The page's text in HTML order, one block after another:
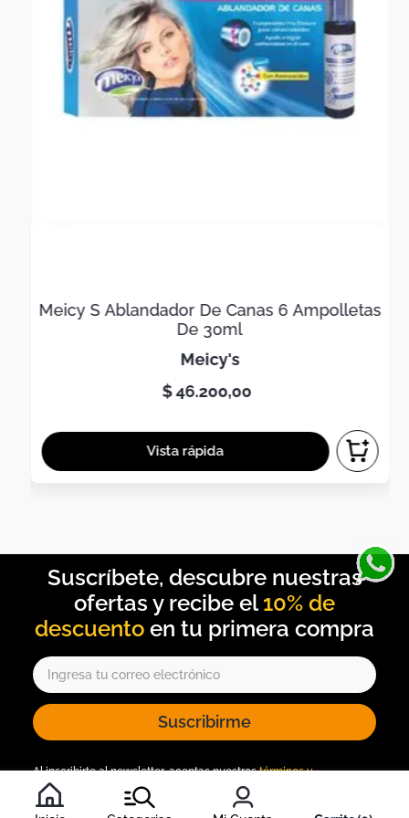
Meicy S Ablandador De Canas 6 Ampolletas
De 30ml
meicy's
$46.200,00
10% de
descuento
Suscribirme
Al inscribirte al newsletter, aceptas nuestrostérminos y
condiciones
, y nuestra política de tratamiento de información